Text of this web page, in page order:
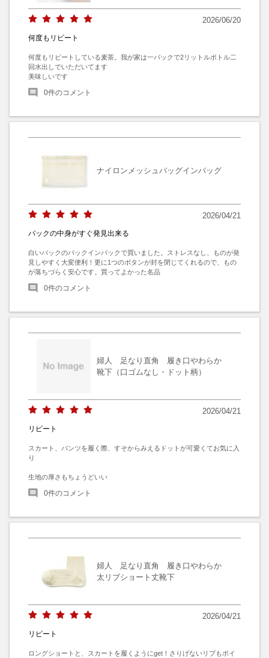
2026/06/20
何度もリピート
何度もリピートしている麦茶。我が家は一パックで2リットルボトル二
回水出しでいただいてます
美味しいです
0件のコメント
ナイロンメッシュバッグインバッグ
2026/04/21
バックの中身がすぐ発見出来る
白いバックのバックインバックで買いました。ストレスなし、ものが発
見しやすく大変便利！更に1つのボタンが封を閉じてくれるので、もの
が落ちづらく安心です。買ってよかった名品
0件のコメント
婦人 足なり直角 履き口やわらか
靴下（口ゴムなし・ドット柄）
2026/04/21
リピート
スカート、パンツを履く際、すそからみえるドットが可愛くてお気に入
り
生地の厚さもちょうどいい
0件のコメント
婦人 足なり直角 履き口やわらか
太リブショート丈靴下
2026/04/21
リピート
ロングショートと、スカートを履くようにget！さりげないリブもポイ